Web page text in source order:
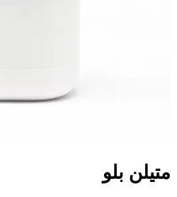
متیلن بلو